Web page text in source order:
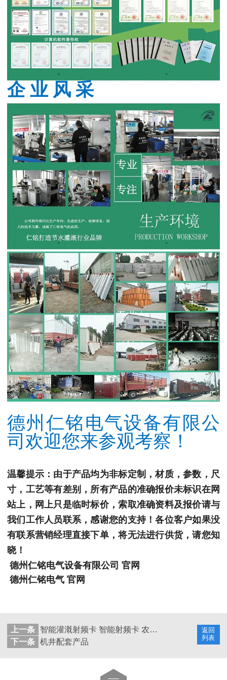
企 业 风 采
德州仁铭电气设备有限公
司欢迎您来参观考察！
温馨提示：由于产品均为非标定制，材质，参数，尺
寸，工艺等有差别，所有产品的准确报价未标识在网
站上，网上只是临时标价，索取准确资料及报价请与
我们工作人员联系，感谢您的支持！各位客户如果没
有联系营销经理直接下单，将无法进行供货，请您知
晓！
德州仁铭电气设备有限公司 官网
德州仁铭电气 官网
返回
列表
上一条
智能灌溉射频卡 智能射频卡 农灌射频卡 智能IC卡
下一条 机井配套产品